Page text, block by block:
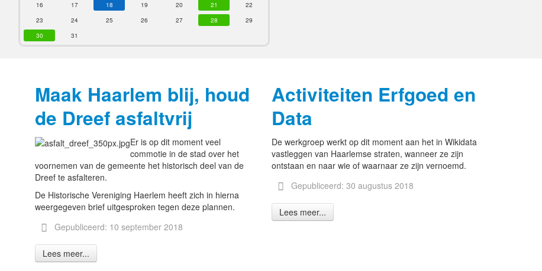
16
17 18 19 20 21
22
23
24 25 26 27 28
29
30
31
Maak Haarlem blij, houd
de Dreef asfaltvrij
Er is op dit moment veel
commotie in de stad over het
voornemen van de gemeente het historisch deel van de
Dreef te asfalteren.
De Historische Vereniging Haerlem heeft zich in hierna
weergegeven brief uitgesproken tegen deze plannen.
Gepubliceerd: 10 september 2018
Lees meer...
Activiteiten Erfgoed en
Data
De werkgroep werkt op dit moment aan het in Wikidata
vastleggen van Haarlemse straten, wanneer ze zijn
ontstaan en naar wie of waarnaar ze zijn vernoemd.
Gepubliceerd: 30 augustus 2018
Lees meer...